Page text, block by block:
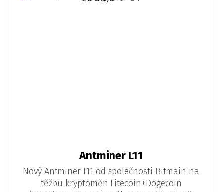
Antminer L11
Nový Antminer L11 od společnosti Bitmain na
těžbu kryptoměn Litecoin+Dogecoin